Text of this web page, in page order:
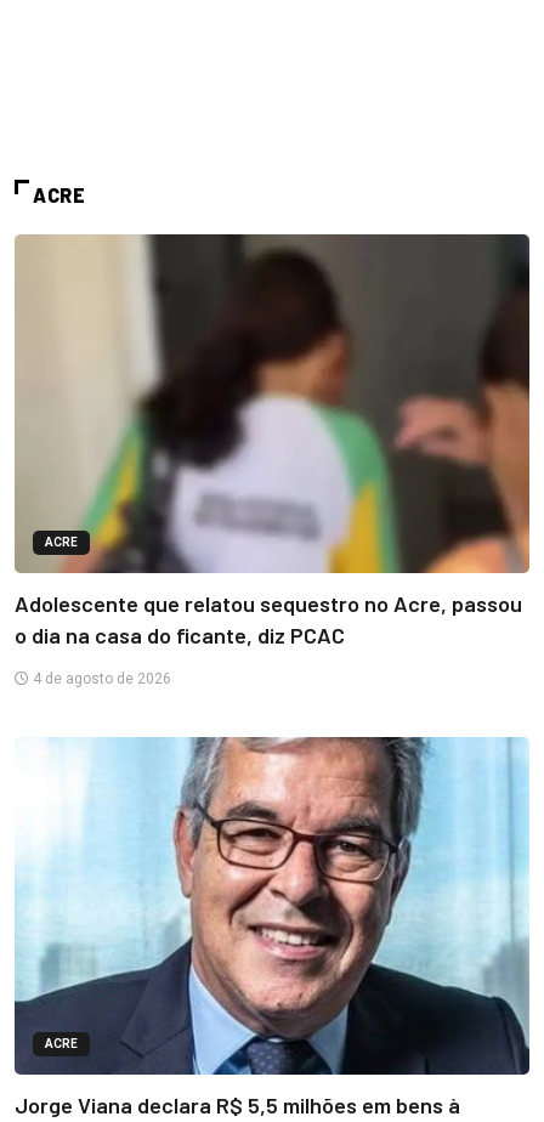
ACRE
ACRE
Adolescente que relatou sequestro no Acre, passou
o dia na casa do ficante, diz PCAC
4 de agosto de 2026
ACRE
Jorge Viana declara R$ 5,5 milhões em bens à